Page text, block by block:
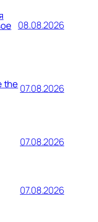
08.08.2026
the 07.08.2026
07.08.2026
07.08.2026